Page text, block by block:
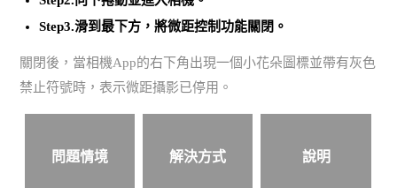
Step3.滑到最下方，將微距控制功能關閉。
關閉後，當相機App的右下角出現一個小花朵圖標並帶有灰色
禁止符號時，表示微距攝影已停用。
問題情境 解決方式 說明